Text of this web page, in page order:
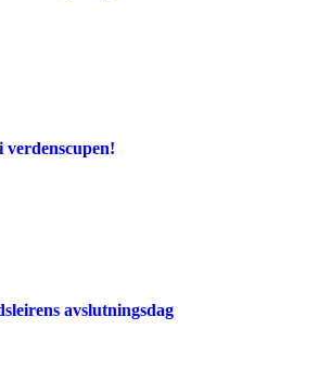
verdenscupen!
avslutningsdag